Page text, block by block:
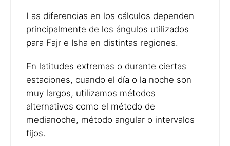
Las diferencias en los cálculos dependen
principalmente de los ángulos utilizados
para Fajr e Isha en distintas regiones.
En latitudes extremas o durante ciertas
estaciones, cuando el día o la noche son
muy largos, utilizamos métodos
alternativos como el método de
medianoche, método angular o intervalos
fijos.